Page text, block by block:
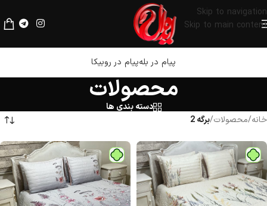
Skip to navigation
Skip to main content
لطفا قبل از پرداخت، فیلترشکن خود را خاموش کنید.
پیام در بلهپیام در روبیکا
محصولات
دسته بندی ها
خانه/محصولات/برگه 2